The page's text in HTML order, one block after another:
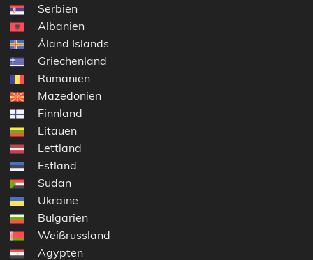
Serbien
Albanien
Åland Islands
Griechenland
Rumänien
Mazedonien
Finnland
Litauen
Lettland
Estland
Sudan
Ukraine
Bulgarien
Weißrussland
Ägypten